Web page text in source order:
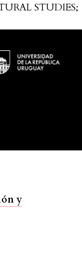
STUDIES;
es:
y